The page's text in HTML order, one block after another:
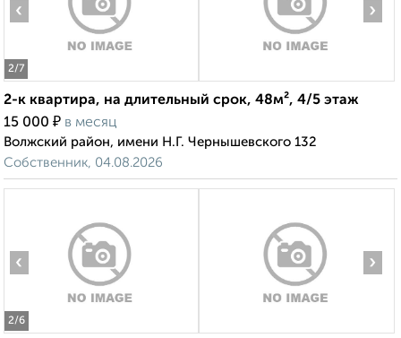
2/7
‹ ›
2-к квартира, на длительный срок, 48м², 4/5 этаж
15 000 ₽ в месяц
Волжский район, имени Н.Г. Чернышевского 132
Собственник, 04.08.2026
2/6
‹ ›